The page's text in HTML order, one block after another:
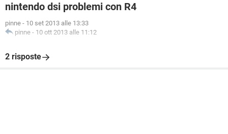
nintendo dsi problemi con R4
pinne - 10 set 2013 alle 13:33
pinne - 10 ott 2013 alle 11:12
2 risposte